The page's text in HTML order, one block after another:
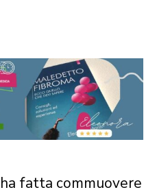
fatta commuovere